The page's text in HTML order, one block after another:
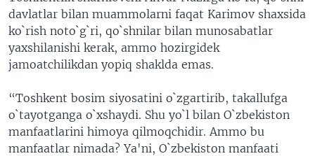
davlatlar bilan muammolarni faqat Karimov shaxsida
ko`rish noto`g`ri, qo`shnilar bilan munosabatlar
yaxshilanishi kerak, ammo hozirgidek
jamoatchilikdan yopiq shaklda emas.
“Toshkent bosim siyosatini o`zgartirib, takallufga
o`tayotganga o`xshaydi. Shu yo`l bilan O`zbekiston
manfaatlarini himoya qilmoqchidir. Ammo bu
manfaatlar nimada? Ya'ni, O`zbekiston manfaati